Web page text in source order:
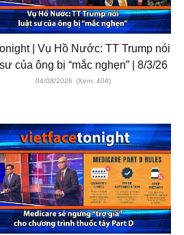
| Vụ Hồ Nước: TT Trump nói
của ông bị “mắc nghẹn” | 8/3/26
04/08/2026 (Xem: 404)